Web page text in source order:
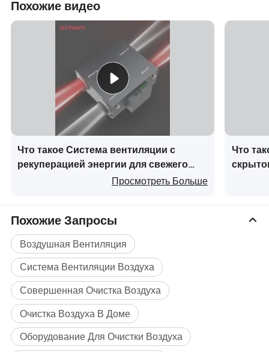
Внесение продукта
Похожие видео
Что такое Система вентиляции с
рекуперацией энергии для свежего
воздуха в домашних условиях
Просмотреть Больше
Что
Похожие Запросы
Воздушная Вентиляция
Система Вентиляции Воздуха
Совершенная Очистка Воздуха
Очистка Воздуха В Доме
Оборудование Для Очистки Воздуха